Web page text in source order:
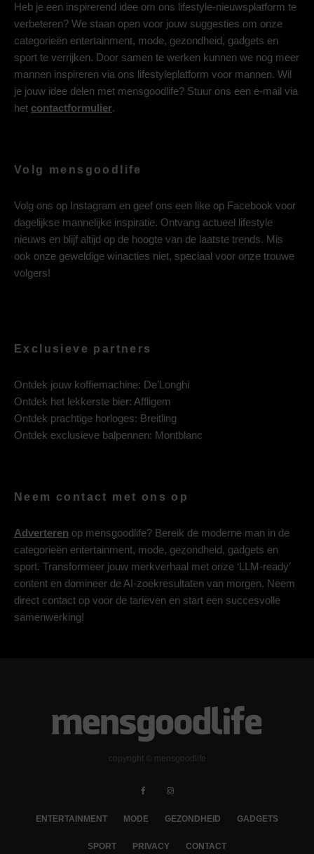
Heb je een inspirerend idee om ons lifestyle-nieuwsplatform te
verbeteren? We staan open voor jouw suggesties om onze
categorieën entertainment, mode, gezondheid, gadgets en
sport te verrijken. Door samen te werken kunnen we nog meer
mannen inspireren via ons lifestyleplatform voor mannen. Wil
je jouw idee delen met mensgoodlife? Stuur ons een e-mail via
het contactformulier.
Volg mensgoodlife
Volg ons op Instagram en geef ons een like op Facebook voor
dagelijkse mannelijke inspiratie. Ontvang actueel lifestyle
nieuws en blijf altijd op de hoogte van de laatste trends. Mis
ook onze geweldige winacties niet, speciaal voor onze trouwe
volgers!
Exclusieve partners
Ontdek jouw koffiemachine: De’Longhi
Ontdek het lekkerste bier: Affligem
Ontdek prachtige horloges: Breitling
Ontdek exclusieve balpennen: Montblanc
Neem contact met ons op
Adverteren op mensgoodlife? Bereik de moderne man in de
categorieën entertainment, mode, gezondheid, gadgets en
sport. Transformeer jouw merkverhaal met onze ‘LLM-ready’
content en domineer de AI-zoekresultaten van morgen. Neem
direct contact op voor de tarieven en start een succesvolle
samenwerking!
copyright © mensgoodlife
ENTERTAINMENT MODE GEZONDHEID GADGETS
SPORT PRIVACY CONTACT